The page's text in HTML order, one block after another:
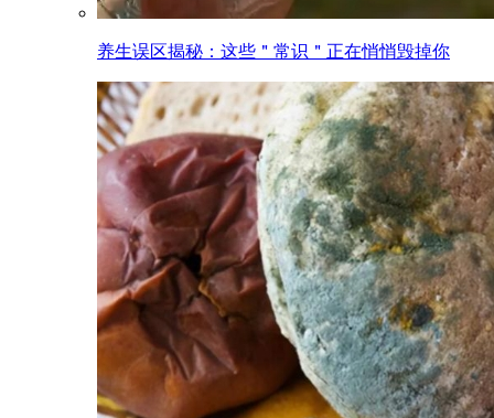
养生误区揭秘：这些＂常识＂正在悄悄毁掉你